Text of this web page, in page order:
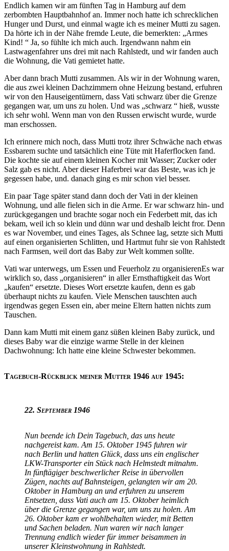
Endlich kamen wir am fünften Tag in Hamburg auf dem
zerbombten Hauptbahnhof an. Immer noch hatte ich schrecklichen
Hunger und Durst, und einmal wagte ich es meiner Mutti zu sagen.
Da hörte ich in der Nähe fremde Leute, die bemerkten:
Armes
Kind!
Ja, so fühlte ich mich auch. Irgendwann nahm ein
Lastwagenfahrer uns drei mit nach Rahlstedt, und wir fanden auch
die Wohnung, die Vati gemietet hatte.
Aber dann brach Mutti zusammen. Als wir in der Wohnung waren,
die aus zwei kleinen Dachzimmern ohne Heizung bestand, erfuhren
wir von den Hauseigentümern, dass Vati schwarz über die Grenze
gegangen war, um uns zu holen. Und was
schwarz
hieß, wusste
ich sehr wohl. Wenn man von den Russen erwischt wurde, wurde
man erschossen.
Ich erinnere mich noch, dass Mutti trotz ihrer Schwäche nach etwas
Essbarem suchte und tatsächlich eine Tüte mit Haferflocken fand.
Die kochte sie auf einem kleinen Kocher mit Wasser; Zucker oder
Salz gab es nicht. Aber dieser Haferbrei war das Beste, was ich je
gegessen habe, und. danach ging es mir schon viel besser.
Ein paar Tage später stand dann doch der Vati in der kleinen
Wohnung, und alle fielen sich in die Arme. Er war schwarz hin- und
zurückgegangen und brachte sogar noch ein Federbett mit, das ich
bekam, weil ich so klein und dünn war und deshalb leicht fror. Denn
es war November, und eines Tages, als Schnee lag, setzte sich Mutti
auf einen organisierten Schlitten, und Hartmut fuhr sie von Rahlstedt
nach Farmsen, weil dort das Baby zur Welt kommen sollte.
Vati war unterwegs, um Essen und Feuerholz zu organisierenEs war
wirklich so, dass
organisieren
in aller Ernsthaftigkeit das Wort
kaufen
ersetzte. Dieses Wort ersetzte kaufen, denn es gab
überhaupt nichts zu kaufen. Viele Menschen tauschten auch
irgendwas gegen Essen ein, aber meine Eltern hatten nichts zum
Tauschen.
Dann kam Mutti mit einem ganz süßen kleinen Baby zurück, und
dieses Baby war die einzige warme Stelle in der kleinen
Dachwohnung: Ich hatte eine kleine Schwester bekommen.
Tagebuch-Rückblick meiner Mutter 1946 auf 1945:
22. September 1946
Nun beende ich Dein Tagebuch, das uns heute
nachgereist kam. Am 15. Oktober 1945 fuhren wir
nach Berlin und hatten Glück, dass uns ein englischer
LKW-Transporter ein Stück nach Helmstedt mitnahm.
In fünftägiger beschwerlicher Reise in übervollen
Zügen, nachts auf Bahnsteigen, gelangten wir am 20.
Oktober in Hamburg an und erfuhren zu unserem
Entsetzen, dass Vati auch am 15. Oktober heimlich
über die Grenze gegangen war, um uns zu holen. Am
26. Oktober kam er wohlbehalten wieder, mit Betten
und Sachen beladen. Nun waren wir nach langer
Trennung endlich wieder für immer beisammen in
unserer Kleinstwohnung in Rahlstedt.